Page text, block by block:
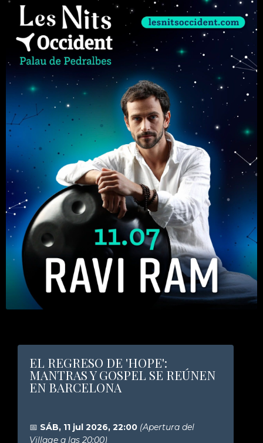
EL REGRESO DE 'HOPE':
MANTRAS Y GOSPEL SE REÚNEN
EN BARCELONA
📅 SÁB, 11 jul 2026, 22:00 (Apertura del
Village a las 20:00)